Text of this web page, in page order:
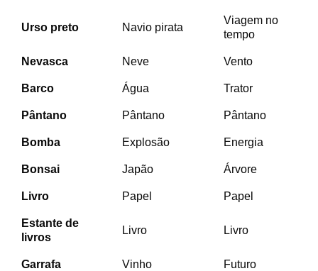
Urso preto Navio pirata
Viagem no
tempo
Nevasca Neve Vento
Barco Água Trator
Pântano Pântano Pântano
Bomba Explosão Energia
Bonsai Japão Árvore
Livro Papel Papel
Estante de
livros
Livro Livro
Garrafa Vinho Futuro